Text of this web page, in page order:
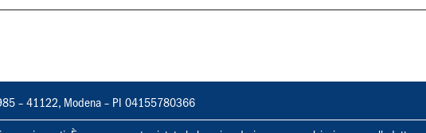
985 – 41122, Modena – PI 04155780366